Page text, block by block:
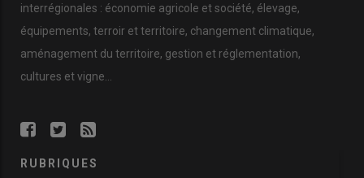
interrégionales : économie agricole et société, élevage,
équipements, terroir et territoire, changement climatique,
aménagement du territoire, gestion et réglementation,
cultures et vigne...
RUBRIQUES